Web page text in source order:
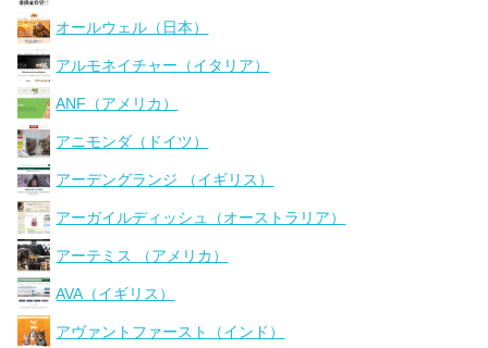
オールウェル（日本）
アルモネイチャー（イタリア）
ANF（アメリカ）
アニモンダ（ドイツ）
アーデングランジ （イギリス）
アーガイルディッシュ（オーストラリア）
アーテミス （アメリカ）
AVA（イギリス）
アヴァントファースト（インド）